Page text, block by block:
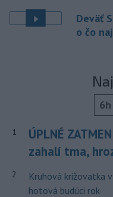
Deväť
o čo
6h
1
ÚPLNÉ
zahalí tma,
2
Kruhová križovatka
hotová budúci rok